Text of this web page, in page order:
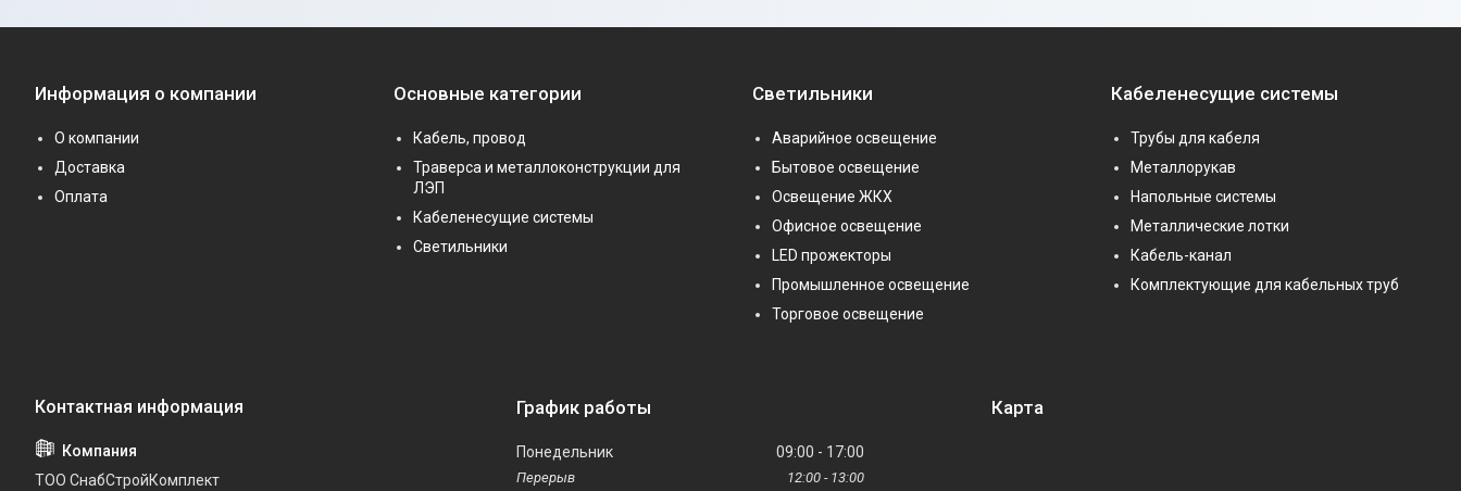
Информация о компании
О компании
Доставка
Оплата
Основные категории
Кабель, провод
Траверса и металлоконструкции для
ЛЭП
Кабеленесущие системы
Светильники
Светильники
Аварийное освещение
Бытовое освещение
Освещение ЖКХ
Офисное освещение
LED прожекторы
Промышленное освещение
Торговое освещение
Кабеленесущие системы
Трубы для кабеля
Металлорукав
Напольные системы
Металлические лотки
Кабель-канал
Комплектующие для кабельных труб
ТОО СнабСтройКомплект
График работы
Понедельник 09:00 17:00
12:00 13:00
Карта